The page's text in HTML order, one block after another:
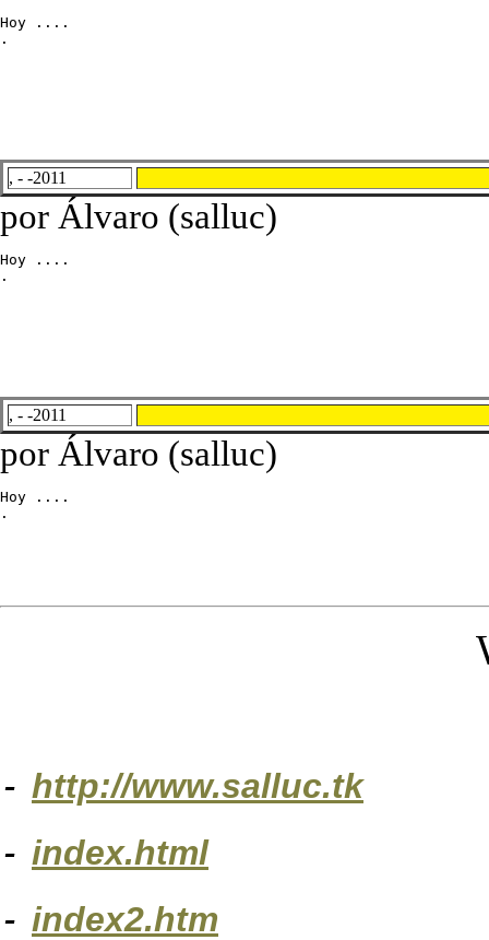
Hoy ....
.
, - -2011
por Álvaro (salluc)
Hoy ....
.
, - -2011
por Álvaro (salluc)
Hoy ....
.
- http://www.salluc.tk
- index.html
- index2.htm